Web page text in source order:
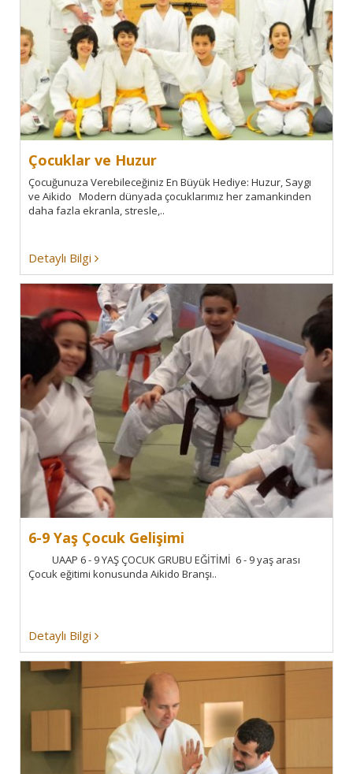
Çocuklar ve Huzur
Çocuğunuza Verebileceğiniz En Büyük Hediye: Huzur, Saygı
ve Aikido Modern dünyada çocuklarımız her zamankinden
daha fazla ekranla, stresle,..
Detaylı Bilgi
6-9 Yaş Çocuk Gelişimi
UAAP 6 - 9 YAŞ ÇOCUK GRUBU EĞİTİMİ 6 - 9 yaş arası
Çocuk eğitimi konusunda Aikido Branşı..
Detaylı Bilgi